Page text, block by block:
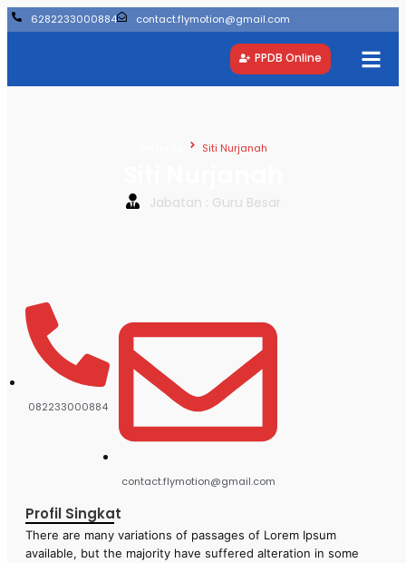
6282233000884 contact.flymotion@gmail.com
PPDB Online
Siti Nurjanah
Jabatan : Guru Besar
082233000884
contact.flymotion@gmail.com
Profil Singkat
There are many variations of passages of Lorem Ipsum
available, but the majority have suffered alteration in some